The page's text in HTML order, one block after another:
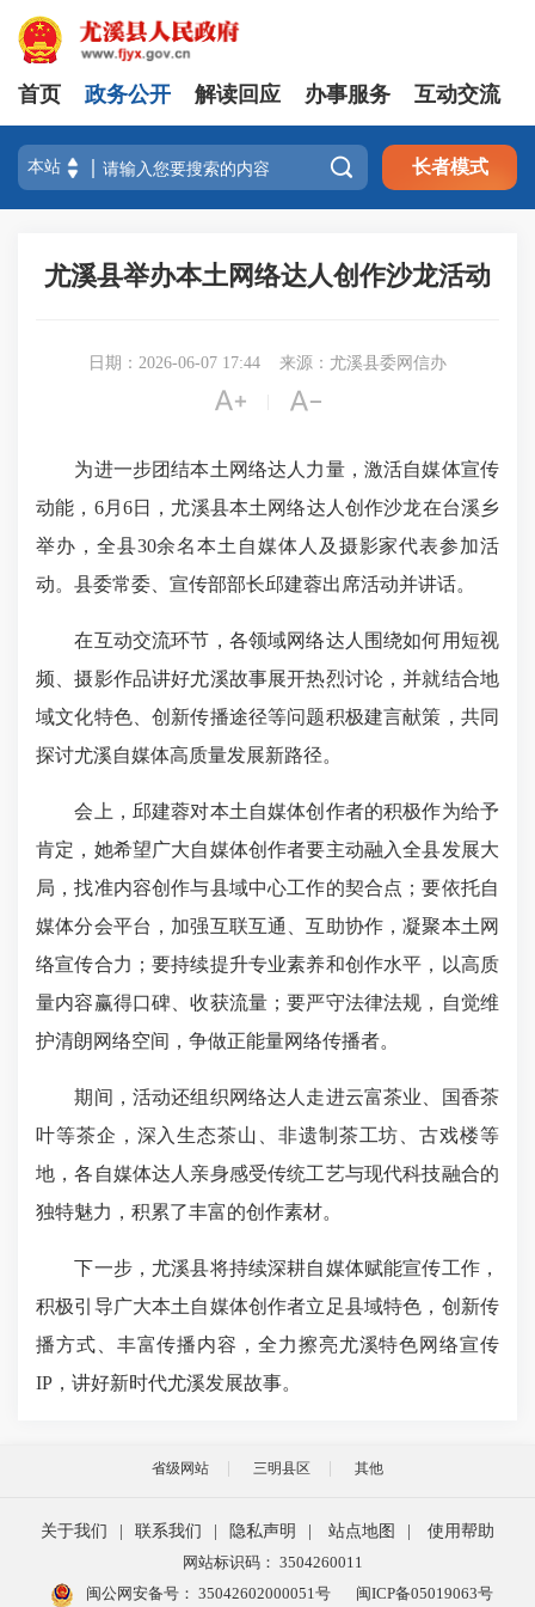
首页 政务公开 解读回应 办事服务 互动交流
 长者模式
尤溪县举办本土网络达人创作沙龙活动
日期：2026-06-07 17:44 来源：尤溪县委网信办
 
为进一步团结本土网络达人力量，激活自媒体宣传
动能，6月6日，尤溪县本土网络达人创作沙龙在台溪乡
举办，全县30余名本土自媒体人及摄影家代表参加活
动。县委常委、宣传部部长邱建蓉出席活动并讲话。
在互动交流环节，各领域网络达人围绕如何用短视
频、摄影作品讲好尤溪故事展开热烈讨论，并就结合地
域文化特色、创新传播途径等问题积极建言献策，共同
探讨尤溪自媒体高质量发展新路径。
会上，邱建蓉对本土自媒体创作者的积极作为给予
肯定，她希望广大自媒体创作者要主动融入全县发展大
局，找准内容创作与县域中心工作的契合点；要依托自
媒体分会平台，加强互联互通、互助协作，凝聚本土网
络宣传合力；要持续提升专业素养和创作水平，以高质
量内容赢得口碑、收获流量；要严守法律法规，自觉维
护清朗网络空间，争做正能量网络传播者。
期间，活动还组织网络达人走进云富茶业、国香茶
叶等茶企，深入生态茶山、非遗制茶工坊、古戏楼等
地，各自媒体达人亲身感受传统工艺与现代科技融合的
独特魅力，积累了丰富的创作素材。
下一步，尤溪县将持续深耕自媒体赋能宣传工作，
积极引导广大本土自媒体创作者立足县域特色，创新传
播方式、丰富传播内容，全力擦亮尤溪特色网络宣传
IP，讲好新时代尤溪发展故事。
省级网站 三明县区 其他
关于我们 联系我们 隐私声明 站点地图
使用帮助
网站标识码： 3504260011
闽公网安备号： 35042602000051号 闽ICP备05019063号